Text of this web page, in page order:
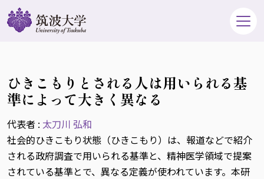
ひきこもりとされる人は用いられる基
準によって大きく異なる
代表者 : 太刀川 弘和
社会的ひきこもり状態（ひきこもり）は、報道などで紹介
される政府調査で用いられる基準と、精神医学領域で提案
されている基準とで、異なる定義が使われています。本研